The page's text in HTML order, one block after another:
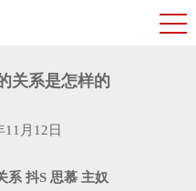
关系是怎样的
11月12日
系 抖S 思慕 主奴